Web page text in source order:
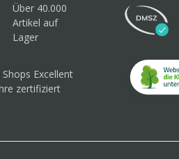
Über 40.000
Artikel auf
Lager